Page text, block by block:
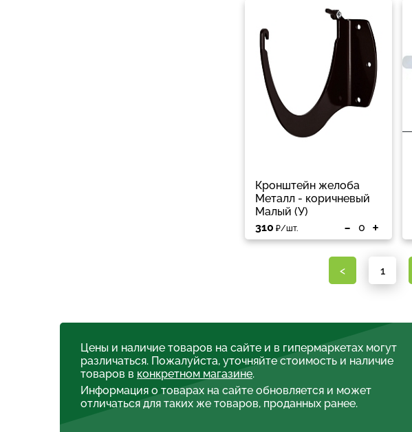
Кронштейн желоба
Металл - коричневый
Малый (У)
310 ₽/шт. - +
< 1
Цены и наличие товаров на сайте и в гипермаркетах могут
различаться. Пожалуйста, уточняйте стоимость и наличие
товаров в конкретном магазине.
Информация о товарах на сайте обновляется и может
отличаться для таких же товаров, проданных ранее.